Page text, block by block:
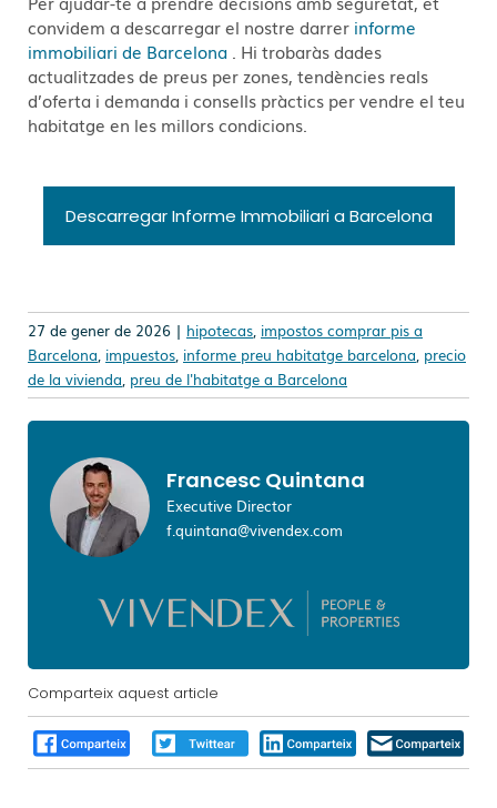
convidem a descarregar el nostre darrer informe
immobiliari de Barcelona . Hi trobaràs dades
actualitzades de preus per zones, tendències reals
d’oferta i demanda i consells pràctics per vendre el teu
habitatge en les millors condicions.
Descarregar Informe Immobiliari a Barcelona
27 de gener de 2026 | hipotecas, impostos comprar pis a
Barcelona, impuestos, informe preu habitatge barcelona, precio
de la vivienda, preu de l'habitatge a Barcelona
Francesc Quintana
Executive Director
f.quintana@vivendex.com
Comparteix aquest article